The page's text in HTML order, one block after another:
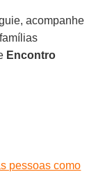
acompanhe
Encontro
pessoas como